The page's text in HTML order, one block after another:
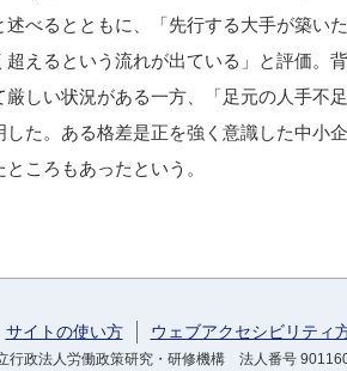
べるとともに、「先行する大手が築い
えるという流れが出ている」と評価。
しい状況がある一方、「足元の人手不
た。ある格差是正を強く意識した中小
ころもあったという。
サイトの使い方 ウェブアクセシビリティ
行政法人労働政策研究・研修機構 法人番号